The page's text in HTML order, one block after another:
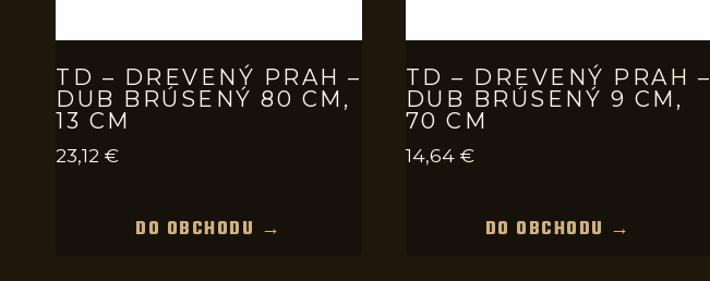
TD – DREVENÝ PRAH –
DUB BRÚSENÝ 80 CM,
13 CM
23,12 €
DO OBCHODU →
TD – DREVENÝ PRAH –
DUB BRÚSENÝ 9 CM,
70 CM
14,64 €
DO OBCHODU →